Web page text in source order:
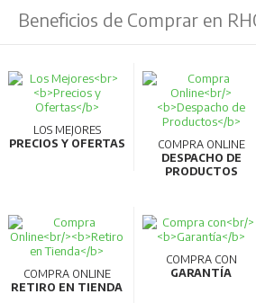
Beneficios de Comprar en
LOS MEJORES
PRECIOS Y OFERTAS
COMPRA ONLINE
DESPACHO DE
PRODUCTOS
COMPRA ONLINE
RETIRO EN TIENDA
COMPRA CON
GARANTÍA